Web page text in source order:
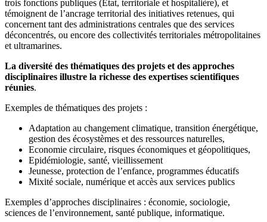
trois fonctions publiques (État, territoriale et hospitalière), et
témoignent de l’ancrage territorial des initiatives retenues, qui
concernent tant des administrations centrales que des services
déconcentrés, ou encore des collectivités territoriales métropolitaines
et ultramarines.
La diversité des thématiques des projets et des approches
disciplinaires illustre la richesse des expertises scientifiques
réunies.
Exemples de thématiques des projets :
Adaptation au changement climatique, transition énergétique,
gestion des écosystèmes et des ressources naturelles,
Economie circulaire, risques économiques et géopolitiques,
Epidémiologie, santé, vieillissement
Jeunesse, protection de l’enfance, programmes éducatifs
Mixité sociale, numérique et accès aux services publics
Exemples d’approches disciplinaires : économie, sociologie,
sciences de l’environnement, santé publique, informatique.